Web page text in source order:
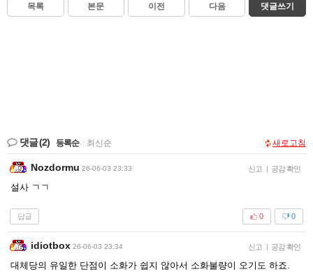
목록 본문 이전 다음 댓글쓰기
댓글(2) 등록순 최신순 새로고침
Nozdormu 26-06-03 23:33 신고 | 공감 확인
설사 ㄱㄱ
답글 0
0
idiotbox 26-06-03 23:34 신고 | 공감 확인
대체당의 유일한 단점이 소화가 쉽지 않아서 소화불량이 오기도 하죠.